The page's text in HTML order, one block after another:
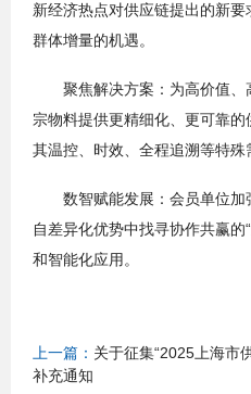
新经济热点对供应链提出的新
群体增量的机遇。
聚焦解决方案：为高价值、
宗物料提供更精细化、更可靠
其温控、时效、全程追溯等特殊
数智赋能发展：会员单位加
自差异化优势中找寻协作共赢的
和智能化应用。
上一篇： 关于征集“2025上海市
补充通知